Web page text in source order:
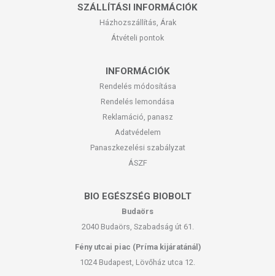
SZÁLLÍTÁSI INFORMÁCIÓK
Házhozszállítás, Árak
Átvételi pontok
INFORMÁCIÓK
Rendelés módosítása
Rendelés lemondása
Reklamáció, panasz
Adatvédelem
Panaszkezelési szabályzat
ÁSZF
BIO EGÉSZSÉG BIOBOLT
Budaörs
2040 Budaörs, Szabadság út 61.
Fény utcai piac (Príma kijáratánál)
1024 Budapest, Lövőház utca 12.